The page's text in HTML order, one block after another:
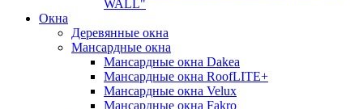
WALL"
Окна
Деревянные окна
Мансардные окна
Мансардные окна Dakea
Мансардные окна RoofLITE+
Мансардные окна Velux
Мансардные окна Fakro